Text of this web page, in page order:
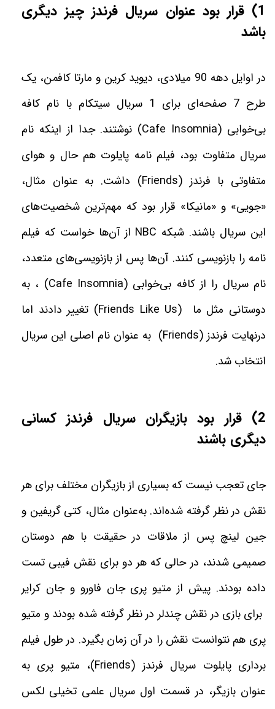
1) قرار بود عنوان سریال فرندز چیز دیگری
باشد
در اوایل دهه 90 میلادی، دیوید کرین و مارتا کافمن، یک
طرح 7 صفحه‌ای برای 1 سریال سیتکام با نام کافه
بی‌خوابی (Cafe Insomnia) نوشتند. جدا از اینکه نام
سریال متفاوت بود، فیلم ‌نامه پایلوت هم حال و هوای
متفاوتی با فرندز (Friends) داشت. به عنوان مثال،
«جویی» و «مانیکا» قرار بود که مهم‌ترین شخصیت‌های
این سریال باشند. شبکه NBC از آن‌ها خواست که فیلم
نامه را بازنویسی کنند. آن‌ها پس از بازنویسی‌های متعدد،
نام سریال را از کافه بی‌خوابی (Cafe Insomnia) ، به
دوستانی مثل ما
(Friends Like Us) تغییر دادند اما
درنهایت فرندز (Friends
) به عنوان نام اصلی این سریال
انتخاب شد.
2) قرار بود بازیگران سریال فرندز کسانی
دیگری باشند
جای تعجب نیست که بسیاری از بازیگران مختلف برای هر
نقش در نظر گرفته‌ شده‌اند. به‌عنوان مثال، کتی گریفین و
جین لینچ پس از ملاقات در حقیقت با هم دوستان
صمیمی شدند، در حالی که هر دو برای نقش فیبی تست
داده بودند. پیش از متیو پری جان فاورو و جان کرایر
برای بازی در نقش چندلر در نظر گرفته شده بودند و متیو
پری هم نتوانست نقش را در آن زمان بگیرد. در طول فیلم
‌برداری پایلوت سریال فرندز (Friends)، متیو پری به
عنوان بازیگر، در قسمت اول سریال علمی تخیلی لکس